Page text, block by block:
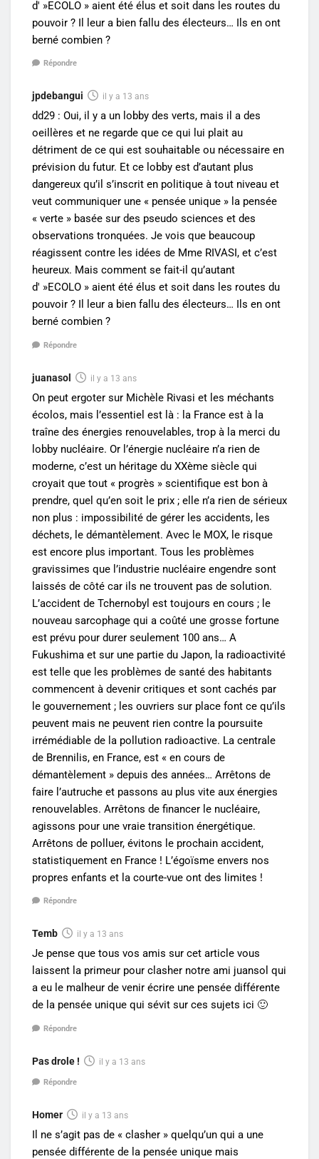
d' »ECOLO » aient été élus et soit dans les routes du
pouvoir ? Il leur a bien fallu des électeurs… Ils en ont
berné combien ?
Répondre
jpdebangui il y a 13 ans
dd29 : Oui, il y a un lobby des verts, mais il a des
oeillères et ne regarde que ce qui lui plait au
détriment de ce qui est souhaitable ou nécessaire en
prévision du futur. Et ce lobby est d’autant plus
dangereux qu’il s’inscrit en politique à tout niveau et
veut communiquer une « pensée unique » la pensée
« verte » basée sur des pseudo sciences et des
observations tronquées. Je vois que beaucoup
réagissent contre les idées de Mme RIVASI, et c’est
heureux. Mais comment se fait-il qu’autant
d' »ECOLO » aient été élus et soit dans les routes du
pouvoir ? Il leur a bien fallu des électeurs… Ils en ont
berné combien ?
Répondre
juanasol il y a 13 ans
On peut ergoter sur Michèle Rivasi et les méchants
écolos, mais l’essentiel est là : la France est à la
traîne des énergies renouvelables, trop à la merci du
lobby nucléaire. Or l’énergie nucléaire n’a rien de
moderne, c’est un héritage du XXème siècle qui
croyait que tout « progrès » scientifique est bon à
prendre, quel qu’en soit le prix ; elle n’a rien de sérieux
non plus : impossibilité de gérer les accidents, les
déchets, le démantèlement. Avec le MOX, le risque
est encore plus important. Tous les problèmes
gravissimes que l’industrie nucléaire engendre sont
laissés de côté car ils ne trouvent pas de solution.
L’accident de Tchernobyl est toujours en cours ; le
nouveau sarcophage qui a coûté une grosse fortune
est prévu pour durer seulement 100 ans… A
Fukushima et sur une partie du Japon, la radioactivité
est telle que les problèmes de santé des habitants
commencent à devenir critiques et sont cachés par
le gouvernement ; les ouvriers sur place font ce qu’ils
peuvent mais ne peuvent rien contre la poursuite
irrémédiable de la pollution radioactive. La centrale
de Brennilis, en France, est « en cours de
démantèlement » depuis des années… Arrêtons de
faire l’autruche et passons au plus vite aux énergies
renouvelables. Arrêtons de financer le nucléaire,
agissons pour une vraie transition énergétique.
Arrêtons de polluer, évitons le prochain accident,
statistiquement en France ! L’égoïsme envers nos
propres enfants et la courte-vue ont des limites !
Répondre
Temb il y a 13 ans
Je pense que tous vos amis sur cet article vous
laissent la primeur pour clasher notre ami juansol qui
a eu le malheur de venir écrire une pensée différente
de la pensée unique qui sévit sur ces sujets ici 🙂
Répondre
Pas drole ! il y a 13 ans
Répondre
Homer il y a 13 ans
Il ne s’agit pas de « clasher » quelqu’un qui a une
pensée différente de la pensée unique mais